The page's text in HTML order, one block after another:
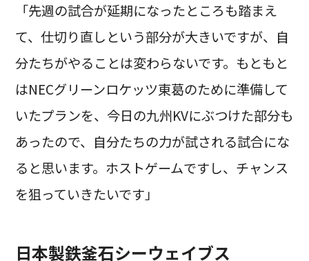
「先週の試合が延期になったところも踏まえ
て、仕切り直しという部分が大きいですが、自
分たちがやることは変わらないです。もともと
はNECグリーンロケッツ東葛のために準備して
いたプランを、今日の九州KVにぶつけた部分も
あったので、自分たちの力が試される試合にな
ると思います。ホストゲームですし、チャンス
を狙っていきたいです」
日本製鉄釜石シーウェイブス